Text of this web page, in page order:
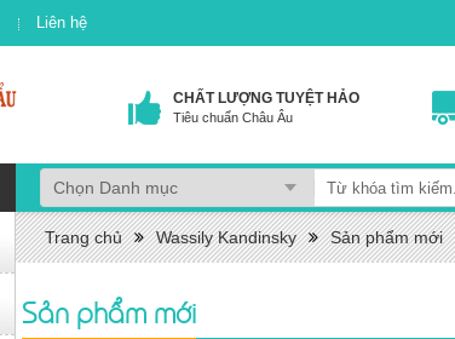
Liên hệ
CHẤT LƯỢNG TUYỆT HẢO
Tiêu chuẩn Châu Âu
Trang chủ Wassily Kandinsky Sản phẩm mới
Sản phẩm mới